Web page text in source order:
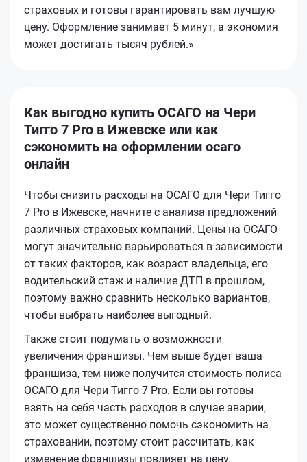
страховых и готовы гарантировать вам лучшую
цену. Оформление занимает 5 минут, а экономия
может достигать тысяч рублей.»
Как выгодно купить ОСАГО на Чери
Тигго 7 Pro в Ижевске или как
сэкономить на оформлении осаго
онлайн
Чтобы снизить расходы на ОСАГО для Чери Тигго
7 Pro в Ижевске, начните с анализа предложений
различных страховых компаний. Цены на ОСАГО
могут значительно варьироваться в зависимости
от таких факторов, как возраст владельца, его
водительский стаж и наличие ДТП в прошлом,
поэтому важно сравнить несколько вариантов,
чтобы выбрать наиболее выгодный.
Также стоит подумать о возможности
увеличения франшизы. Чем выше будет ваша
франшиза, тем ниже получится стоимость полиса
ОСАГО для Чери Тигго 7 Pro. Если вы готовы
взять на себя часть расходов в случае аварии,
это может существенно помочь сэкономить на
страховании, поэтому стоит рассчитать, как
изменение франшизы повлияет на цену.